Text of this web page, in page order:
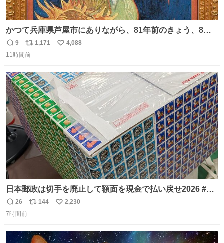
かつて兵庫県芦屋市にありながら、81年前のきょう、8月6
日の阪神大空襲の折に残念ながら焼失した、 #ゴッホ の幻
の「 #ヒマワリ 」。 当館は、東京都にある武者小路実篤記
り陶板で原寸大に再現し、2014年より展示しています。 #
大塚国際美術館
返
信
9
リ
ポ
ト
数
1,171
い
数
4,088
11時間前
日本郵政は切手を廃止して額面を現金で払い戻せ2026 #日
本郵政 @JapanPostHD_PR
返
信
26
リ
ト
144
い
数
2,230
7時間前